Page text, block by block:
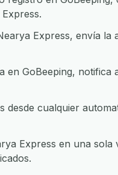
Express, envía la
en GoBeeping,
desde cualquier
Express en una